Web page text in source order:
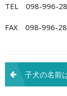
TEL 098-996-
FAX 098-996-
投
稿
子犬の名前は